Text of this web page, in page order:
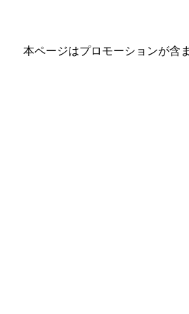
本ページはプロモーションが含